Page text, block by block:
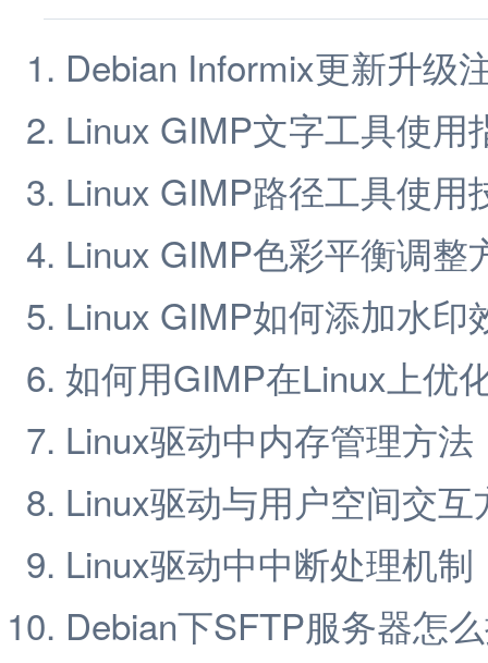
Debian Informix更新升级
Linux GIMP文字工具使用
Linux GIMP路径工具使用
Linux GIMP色彩平衡调整
Linux GIMP如何添加水印
如何用GIMP在Linux上优
Linux驱动中内存管理方法
Linux驱动与用户空间交互
Linux驱动中中断处理机制
Debian下SFTP服务器怎